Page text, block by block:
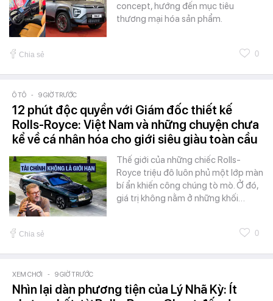
concept, hướng đến mục tiêu
thương mại hóa sản phẩm.
Chia sẻ 0
Ô TÔ - 9 GIỜ TRƯỚC
12 phút độc quyền với Giám đốc thiết kế
Rolls-Royce: Việt Nam và những chuyện chưa
kể về cá nhân hóa cho giới siêu giàu toàn cầu
Thế giới của những chiếc Rolls-
Royce triệu đô luôn phủ một lớp màn
bí ẩn khiến công chúng tò mò. Ở đó,
giá trị không nằm ở những khối…
Chia sẻ 0
XEM CHƠI - 9 GIỜ TRƯỚC
Nhìn lại dàn phương tiện của Lý Nhã Kỳ: Ít